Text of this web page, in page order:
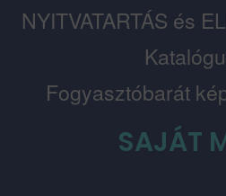
NYITVATARTÁS és
Fogyasztóbarát
SAJÁT